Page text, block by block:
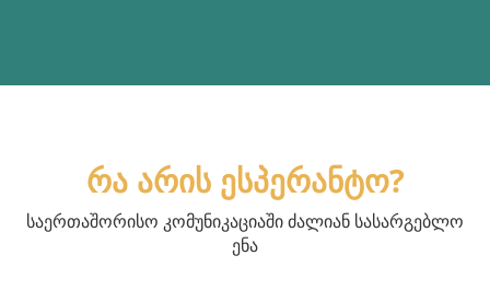
რა არის ესპერანტო?
საერთაშორისო კომუნიკაციაში ძალიან სასარგებლო
ენა